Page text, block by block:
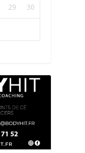
29 30